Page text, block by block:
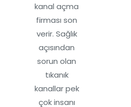
kanal açma
firması son
verir. Sağlık
açısından
sorun olan
tıkanık
kanallar pek
çok insanı